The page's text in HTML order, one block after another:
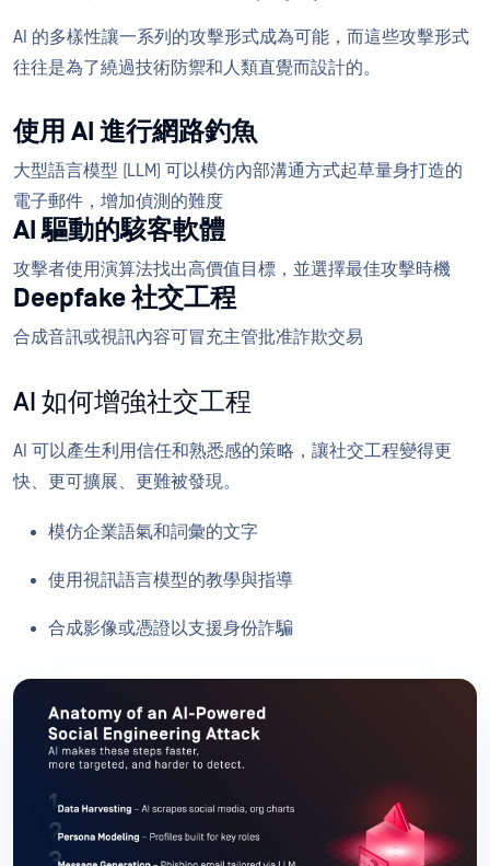
AI 的多樣性讓一系列的攻擊形式成為可能，而這些攻擊形式
往往是為了繞過技術防禦和人類直覺而設計的。
使用 AI 進行網路釣魚
大型語言模型 (LLM) 可以模仿內部溝通方式起草量身打造的
電子郵件，增加偵測的難度
AI 驅動的駭客軟體
攻擊者使用演算法找出高價值目標，並選擇最佳攻擊時機
Deepfake 社交工程
合成音訊或視訊內容可冒充主管批准詐欺交易
AI 如何增強社交工程
AI 可以產生利用信任和熟悉感的策略，讓社交工程變得更
快、更可擴展、更難被發現。
模仿企業語氣和詞彙的文字
使用視訊語言模型的教學與指導
合成影像或憑證以支援身份詐騙